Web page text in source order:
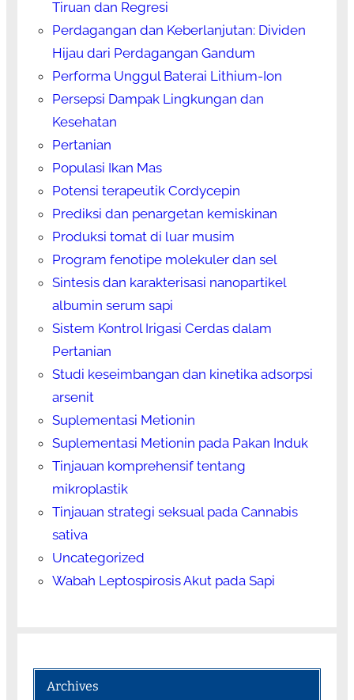
Tiruan dan Regresi
Perdagangan dan Keberlanjutan: Dividen
Hijau dari Perdagangan Gandum
Performa Unggul Baterai Lithium-Ion
Persepsi Dampak Lingkungan dan
Kesehatan
Pertanian
Populasi Ikan Mas
Potensi terapeutik Cordycepin
Prediksi dan penargetan kemiskinan
Produksi tomat di luar musim
Program fenotipe molekuler dan sel
Sintesis dan karakterisasi nanopartikel
albumin serum sapi
Sistem Kontrol Irigasi Cerdas dalam
Pertanian
Studi keseimbangan dan kinetika adsorpsi
arsenit
Suplementasi Metionin
Suplementasi Metionin pada Pakan Induk
Tinjauan komprehensif tentang
mikroplastik
Tinjauan strategi seksual pada Cannabis
sativa
Uncategorized
Wabah Leptospirosis Akut pada Sapi
Archives